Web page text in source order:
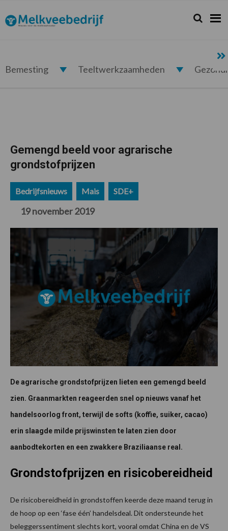
de
hoofdnavigatie
de
hoofd
de
eerste
de
voettekst
Melkveebedrijf.nl Zoeken...
Zoek
Bemesting Teeltwerkzaamheden
Gemengd beeld voor agrarische
grondstofprijzen
Bedrijfsnieuws Mais SDE+
19 november 2019
De agrarische grondstofprijzen lieten een gemengd beeld
zien. Graanmarkten reageerden snel op nieuws vanaf het
handelsoorlog front, terwijl de softs (koffie, suiker, cacao)
erin slaagde milde prijswinsten te laten zien door
aanbodtekorten en een zwakkere Braziliaanse real.
Grondstofprijzen en risicobereidheid
De risicobereidheid in grondstoffen keerde deze maand terug in
de hoop op een ‘fase één’ handelsdeal. Dit ondersteunde het
beleggerssentiment slechts kort, vooral omdat China en de VS